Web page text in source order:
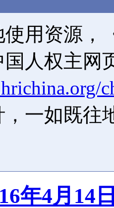
用资源，
人权主网
一如既往
年4月14